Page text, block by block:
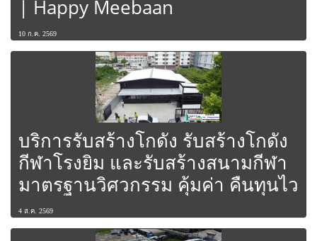
| Happy Meebaan
10 ก.ค. 2569
บริการรับสร้างโกดัง รับสร้างโกดัง
กีฬาโรงยิม และรับสร้างสนามกีฬา
มาตรฐานวิศวกรรม คุ้มค่า คืนทุนไว
4 ส.ค. 2569